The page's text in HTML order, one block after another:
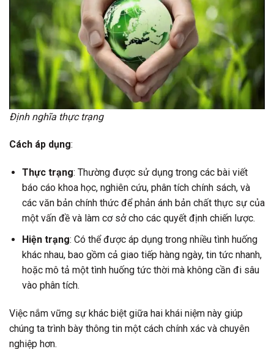
Định nghĩa thực trạng
Cách áp dụng:
Thực trạng: Thường được sử dụng trong các bài viết
báo cáo khoa học, nghiên cứu, phân tích chính sách, và
các văn bản chính thức để phản ánh bản chất thực sự của
một vấn đề và làm cơ sở cho các quyết định chiến lược.
Hiện trạng: Có thể được áp dụng trong nhiều tình huống
khác nhau, bao gồm cả giao tiếp hàng ngày, tin tức nhanh,
hoặc mô tả một tình huống tức thời mà không cần đi sâu
vào phân tích.
Việc nắm vững sự khác biệt giữa hai khái niệm này giúp
chúng ta trình bày thông tin một cách chính xác và chuyên
nghiệp hơn.